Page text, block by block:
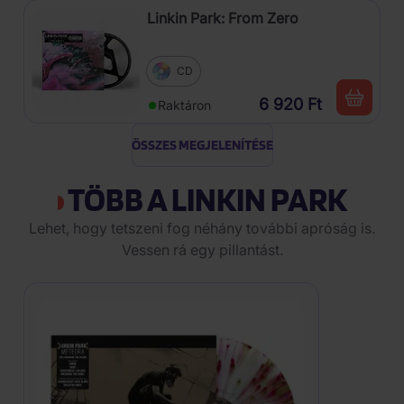
Linkin Park: From Zero
CD
Raktáron 6 920 Ft
ÖSSZES MEGJELENÍTÉSE
TÖBB A LINKIN PARK
Lehet, hogy tetszeni fog néhány további apróság is.
Vessen rá egy pillantást.